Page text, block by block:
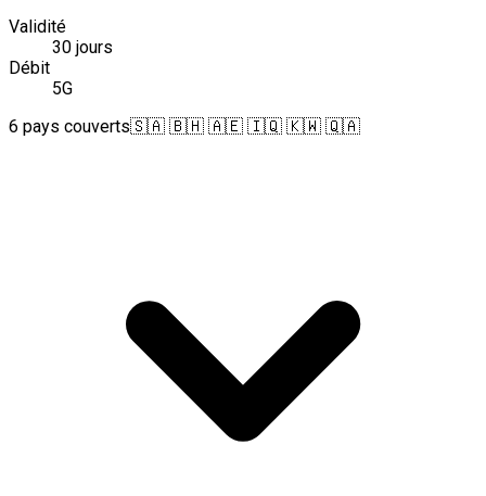
Validité
30 jours
Débit
5G
6 pays couverts🇸🇦 🇧🇭 🇦🇪 🇮🇶 🇰🇼 🇶🇦